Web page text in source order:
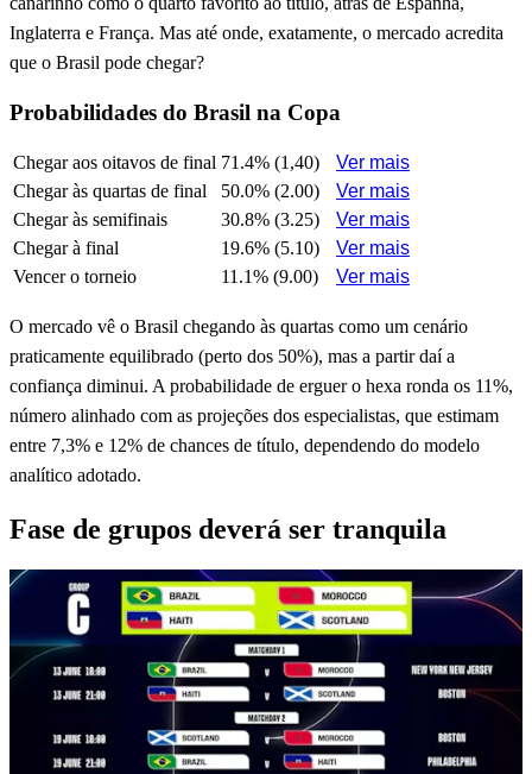
Inglaterra e França. Mas até onde, exatamente, o mercado acredita
que o Brasil pode chegar?
Probabilidades do Brasil na Copa
Chegar aos oitavos de final 71.4% (1,40)
Ver mais
Chegar às quartas de final
50.0% (2.00)
Ver mais
Chegar às semifinais
30.8% (3.25)
Ver mais
Chegar à final
19.6% (5.10)
Ver mais
Vencer o torneio
11.1% (9.00) Ver mais
O mercado vê o Brasil chegando às quartas como um cenário
praticamente equilibrado (perto dos 50%), mas a partir daí a
confiança diminui. A probabilidade de erguer o hexa ronda os 11%,
número alinhado com as projeções dos especialistas, que estimam
entre 7,3% e 12% de chances de título, dependendo do modelo
analítico adotado.
Fase de grupos deverá ser tranquila